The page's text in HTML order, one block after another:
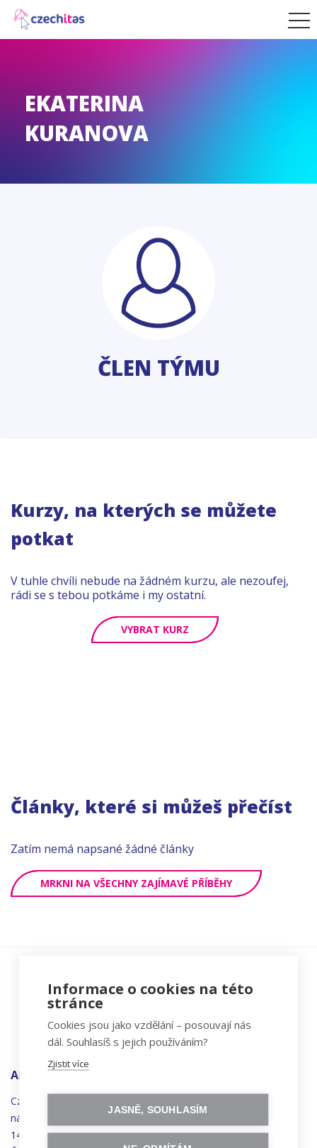
EKATERINA
KURANOVA
ČLEN TÝMU
Kurzy, na kterých se můžete
potkat
V tuhle chvíli nebude na žádném kurzu, ale nezoufej,
rádi se s tebou potkáme i my ostatní.
VYBRAT KURZ
Články, které si můžeš přečíst
Zatím nemá napsané žádné články
MRKNI NA VŠECHNY ZAJÍMAVÉ PŘÍBĚHY
ADRESA
Czechitas, z.ú.
náměstí
Synků 1748/17
140 00 Praha 4 - Nusle
Informace o cookies na této
stránce
Cookies jsou jako vzdělání – posouvají nás
dál. Souhlasíš s jejich používáním?
Zjistit více
JASNĚ, SOUHLASÍM